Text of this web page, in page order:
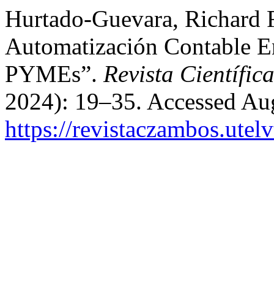
Hurtado-Guevara, Richard
Automatización Contable
PYMEs”. Revista
2024): 19–35. Accessed
https://